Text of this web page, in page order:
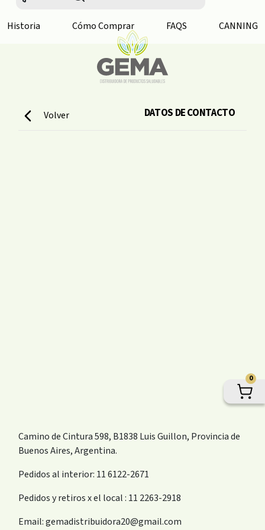
Volver DATOS DE CONTACTO
Camino de Cintura 598, B1838 Luis Guillon, Provincia de
Buenos Aires, Argentina.
Pedidos al interior: 11 6122-2671
Pedidos y retiros x el local : 11 2263-2918
Email: gemadistribuidora20@gmail.com
Historia Cómo Comprar FAQS CANNING
0